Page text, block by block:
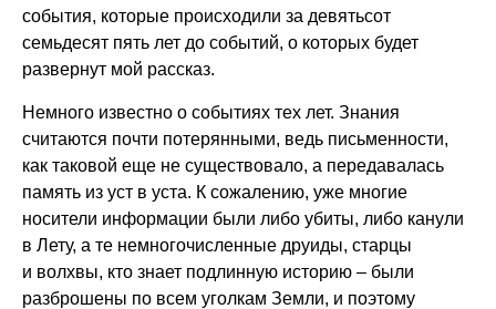
события, которые происходили за девятьсот
семьдесят пять лет до событий, о которых будет
развернут мой рассказ.
Немного известно о событиях тех лет. Знания
считаются почти потерянными, ведь письменности,
как таковой еще не существовало, а передавалась
память из уст в уста. К сожалению, уже многие
носители информации были либо убиты, либо канули
в Лету, а те немногочисленные друиды, старцы
и волхвы, кто знает подлинную историю – были
разброшены по всем уголкам Земли, и поэтому